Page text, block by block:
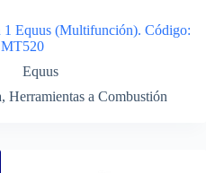
1 Equus (Multifunción). Código:
MT520
Equus
, Herramientas a Combustión